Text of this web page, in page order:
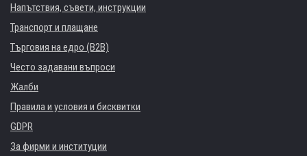
Напътствия, съвети, инструкции
Транспорт и плащане
Търговия на едро (B2B)
Често задавани въпроси
Жалби
Правила и условия и бисквитки
GDPR
За фирми и институции